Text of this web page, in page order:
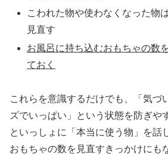
こわれた物や使わなくなった物
見直す
お風呂に持ち込むおもちゃの数
ておく
これらを意識するだけでも、「気づ
ズでいっぱい」という状態を防ぎや
といっしょに「本当に使う物」を話
おもちゃの数を見直すきっかけにも